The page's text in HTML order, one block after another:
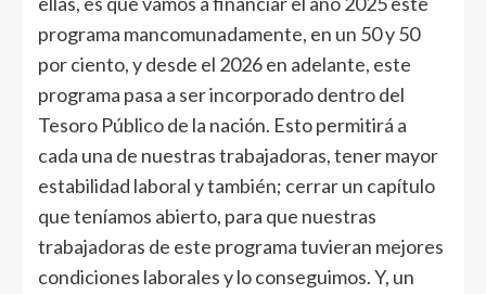
programa mancomunadamente, en un 50 y 50
por ciento, y desde el 2026 en adelante, este
programa pasa a ser incorporado dentro del
Tesoro Público de la nación. Esto permitirá a
cada una de nuestras trabajadoras, tener mayor
estabilidad laboral y también; cerrar un capítulo
que teníamos abierto, para que nuestras
trabajadoras de este programa tuvieran mejores
condiciones laborales y lo conseguimos. Y, un